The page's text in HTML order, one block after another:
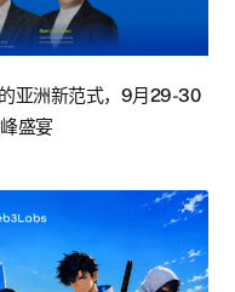
亚洲新范式，9月29-30
盛宴